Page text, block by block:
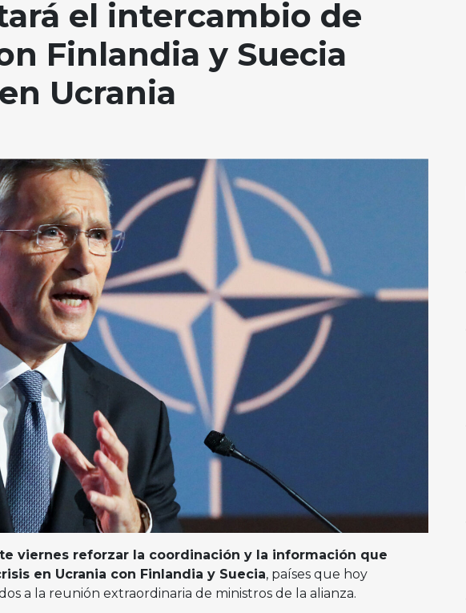
el intercambio de
Finlandia y Suecia
Ucrania
viernes reforzar la coordinación y la información que
en Ucrania con Finlandia y Suecia, países que hoy
a la reunión extraordinaria de ministros de la alianza.